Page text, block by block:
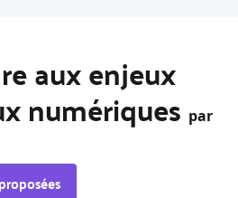
aux enjeux
numériques par